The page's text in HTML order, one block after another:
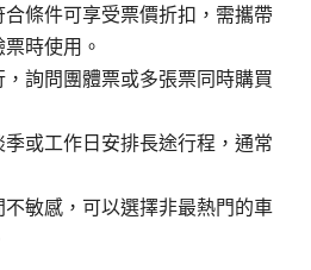
條件可享受票價折扣，需攜帶
時使用。
詢問團體票或多張票同時購買
或工作日安排長途行程，通常
敏感，可以選擇非最熱門的車